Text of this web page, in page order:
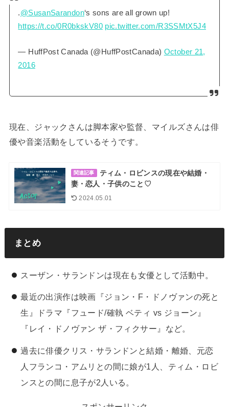
.@SusanSarandon‘s sons are all grown up!
https://t.co/0R0bkskV80 pic.twitter.com/R3SSMtX5J4
— HuffPost Canada (@HuffPostCanada) October 21,
2016
現在、ジャックさんは脚本家や監督、マイルズさんは俳
優や音楽活動をしているそうです。
関連記事
ティム・ロビンスの現在や結婚・
妻・恋人・子供のこと♡
2024.05.01
まとめ
スーザン・サランドンは現在も女優として活動中。
最近の出演作は映画『ジョン・F・ドノヴァンの死と
生』ドラマ『フュード/確執 ベティ vs ジョーン』
『レイ・ドノヴァン ザ・フィクサー』など。
過去に俳優クリス・サランドンと結婚・離婚、元恋
人フランコ・アムリとの間に娘が1人、ティム・ロビ
ンスとの間に息子が2人いる。